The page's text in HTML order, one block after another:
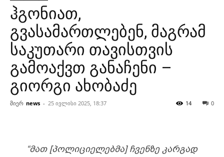
ჰგონიათ,
გვასამართლებენ, მაგრამ
საკუთარი თავისთვის
გამოაქვთ განაჩენი –
გიორგი ახობაძე
მიერ news - 25 ივლისი 2025, 18:37 0
14
“ᲛᲐᲗ [ᲞᲝᲚᲘᲪᲘᲔᲚᲔᲑᲛᲐ] ᲩᲕᲔᲜᲖᲔ ᲙᲐᲠᲒᲐᲓ